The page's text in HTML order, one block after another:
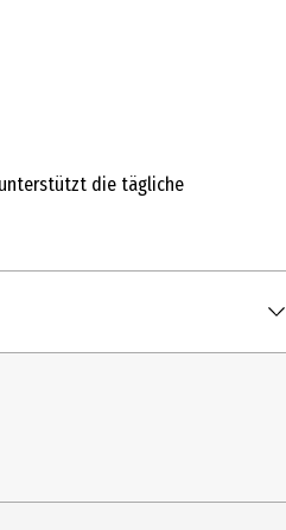
die tägliche